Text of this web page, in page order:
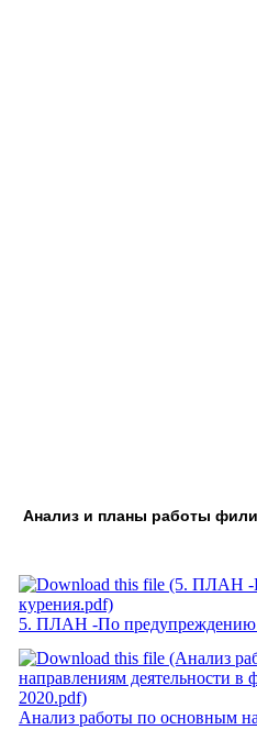
Анализ и планы работы
5. ПЛАН -По предупреждению
Анализ работы по основным